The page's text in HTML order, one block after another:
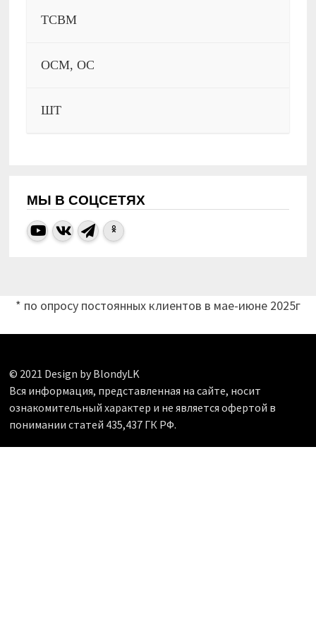
ТСВМ
ОСМ, ОС
ШТ
МЫ В СОЦСЕТЯХ
* по опросу постоянных клиентов в мае-июне 2025г
© 2021 Design by BlondyLK
Вся информация, представленная на сайте, носит
ознакомительный характер и не является офертой в
понимании статей 435,437 ГК РФ.